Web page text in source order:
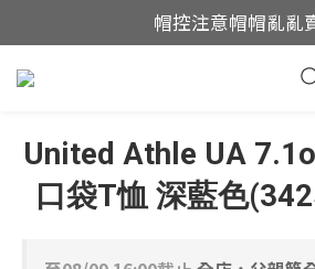
這裡現貨不用等
帽控注意帽帽亂亂
這裡現貨不用等
United Athle UA
口袋T恤 深藍色